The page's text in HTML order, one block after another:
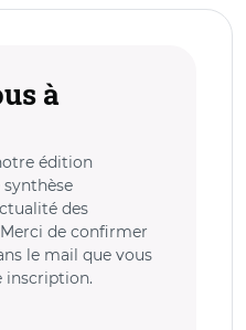
à
édition
des
de confirmer
le mail que vous
inscription.